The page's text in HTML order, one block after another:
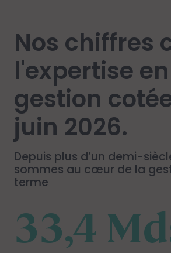
Nos chiffres
l'expertise en
gestion
juin 2026.
Depuis plus d’un demi-
sommes au cœur de la
terme
33,4